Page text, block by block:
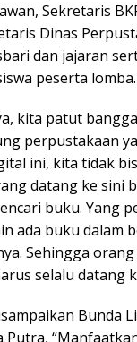
Sekretaris
Dinas
dan jajaran
peserta lomba.
kita patut
perpustakaan
ini, kita tidak
datang ke sini
buku. Yang
ada buku dalam
Sehingga
selalu datang
Bunda
Putra,